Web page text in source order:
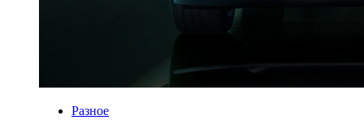
Разное